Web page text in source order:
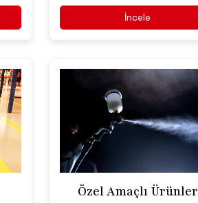
İncele
Özel Amaçlı Ürünler